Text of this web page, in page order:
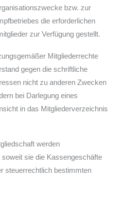
bzw. zur
die erforderlichen
zur Verfügung gestellt.
Mitgliederrechte
gegen die schriftliche
nicht zu anderen Zwecken
bei Darlegung eines
in das Mitgliederverzeichnis
werden
sie die Kassengeschäfte
steuerrechtlich bestimmten